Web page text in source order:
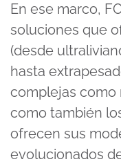
En ese marco,
soluciones que
(desde
hasta
complejas como
como también
ofrecen sus
evolucionados